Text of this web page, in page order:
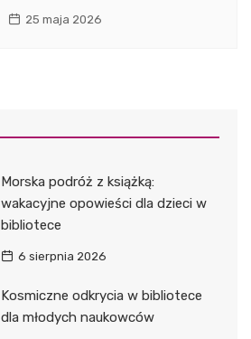
25 maja 2026
Morska podróż z książką:
wakacyjne opowieści dla dzieci w
bibliotece
6 sierpnia 2026
Kosmiczne odkrycia w bibliotece
dla młodych naukowców